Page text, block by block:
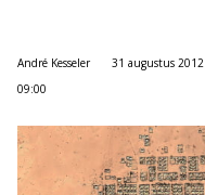
André Kesseler
31 augustus 2012
09:00